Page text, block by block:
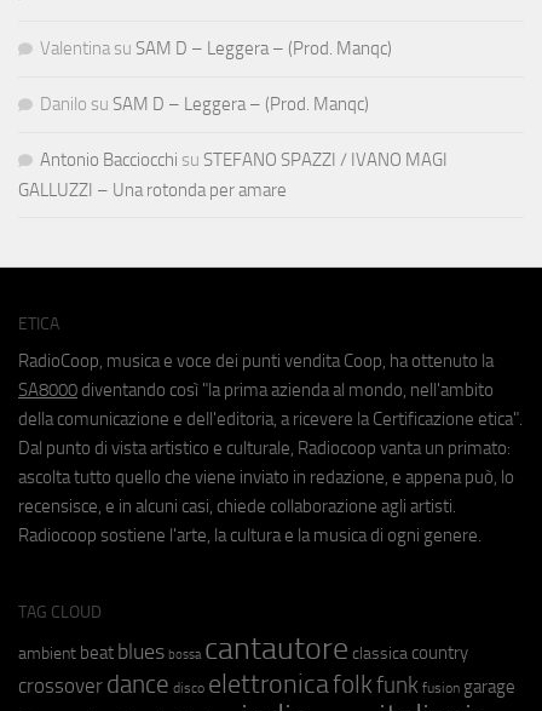
Valentina su SAM D – Leggera – (Prod. Manqc)
Danilo su SAM D – Leggera – (Prod. Manqc)
Antonio Bacciocchi su STEFANO SPAZZI / IVANO MAGI
GALLUZZI – Una rotonda per amare
ETICA
RadioCoop, musica e voce dei punti vendita Coop, ha ottenuto la
SA8000 diventando così "la prima azienda al mondo, nell'ambito
della comunicazione e dell'editoria, a ricevere la Certificazione etica".
Dal punto di vista artistico e culturale, Radiocoop vanta un primato:
ascolta tutto quello che viene inviato in redazione, e appena può, lo
recensisce, e in alcuni casi, chiede collaborazione agli artisti.
Radiocoop sostiene l'arte, la cultura e la musica di ogni genere.
TAG CLOUD
ambient beat blues bossa cantautore classica country
crossover dance disco elettronicafolkfunk fusion garage